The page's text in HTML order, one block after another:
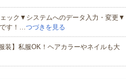
ック▼システムへのデータ入力・変更▼
す！…つづきを見る
装】私服OK！ヘアカラーやネイルも大